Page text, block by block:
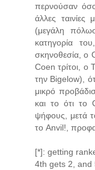
περνούσαν
άλλες ταινίες
(μεγάλη
κατηγορία
σκηνοθεσία, ο
Coen τρίτοι,
την Bigelow),
μικρό
και το ότι το
ψήφους, μετά
το Anvil!,
[*]: getting
4th gets 2, and